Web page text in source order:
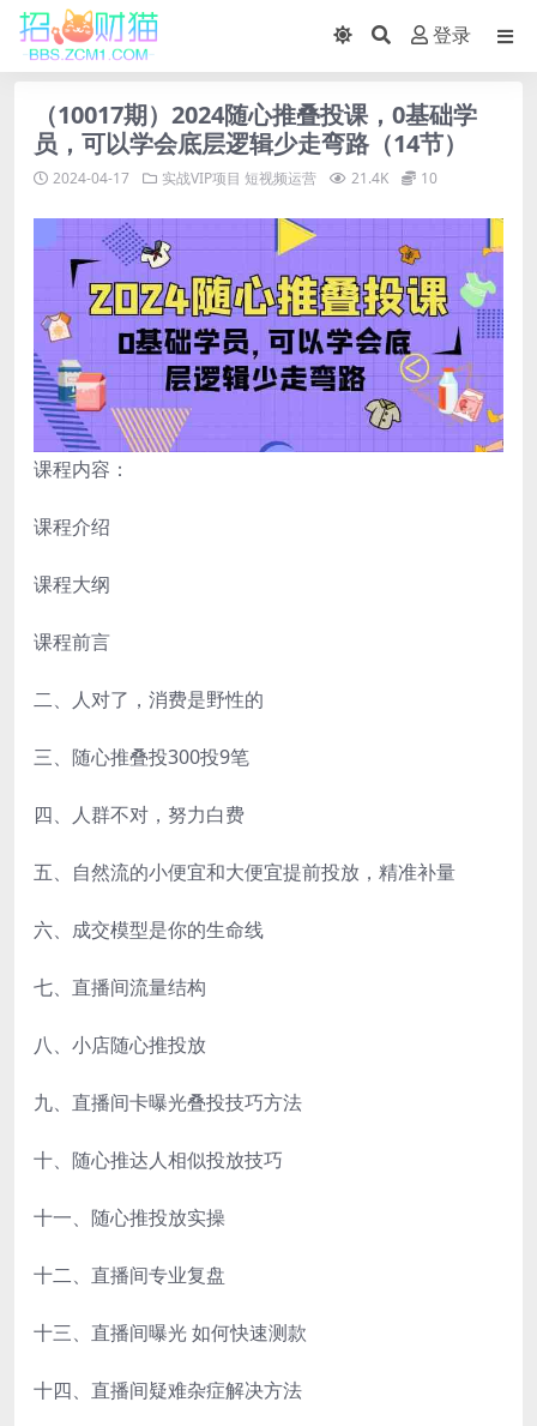
登录
（10017期）2024随心推叠投课，0基础学
员，可以学会底层逻辑少走弯路（14节）
2024-04-17 实战VIP项目 短视频运营 21.4K 10
课程内容：
课程介绍
课程大纲
课程前言
二、人对了，消费是野性的
三、随心推叠投300投9笔
四、人群不对，努力白费
五、自然流的小便宜和大便宜提前投放，精准补量
六、成交模型是你的生命线
七、直播间流量结构
八、小店随心推投放
九、直播间卡曝光叠投技巧方法
十、随心推达人相似投放技巧
十一、随心推投放实操
十二、直播间专业复盘
十三、直播间曝光 如何快速测款
十四、直播间疑难杂症解决方法